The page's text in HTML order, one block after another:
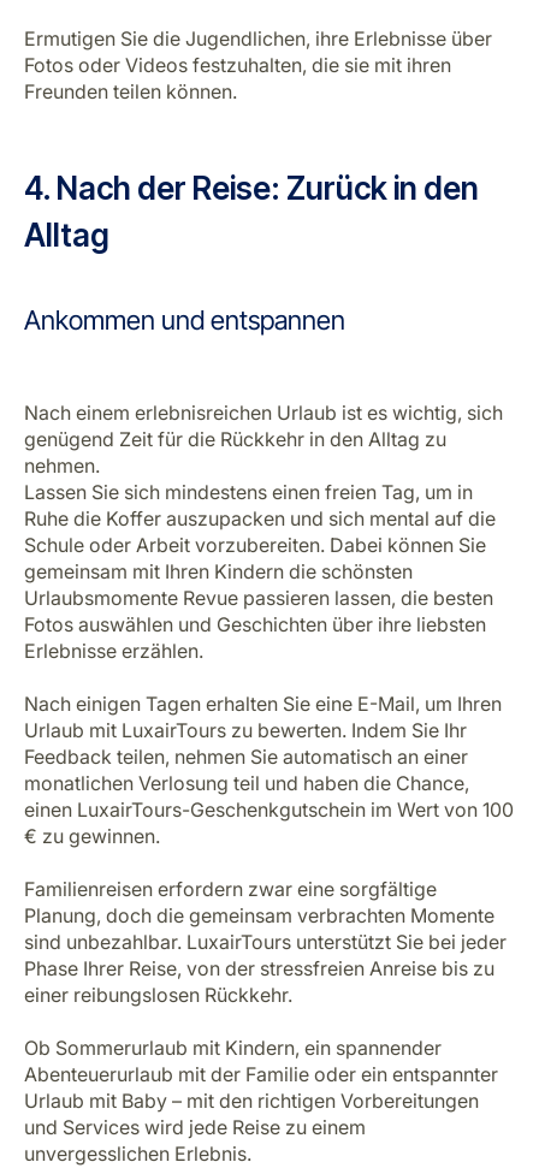
Ermutigen Sie die Jugendlichen, ihre Erlebnisse über
Fotos oder Videos festzuhalten, die sie mit ihren
Freunden teilen können.
4. Nach der Reise: Zurück in den
Alltag
Ankommen und entspannen
Nach einem erlebnisreichen Urlaub ist es wichtig, sich
genügend Zeit für die Rückkehr in den Alltag zu
nehmen.
Lassen Sie sich mindestens einen freien Tag, um in
Ruhe die Koffer auszupacken und sich mental auf die
Schule oder Arbeit vorzubereiten. Dabei können Sie
gemeinsam mit Ihren Kindern die schönsten
Urlaubsmomente Revue passieren lassen, die besten
Fotos auswählen und Geschichten über ihre liebsten
Erlebnisse erzählen.
Nach einigen Tagen erhalten Sie eine E-Mail, um Ihren
Urlaub mit LuxairTours zu bewerten. Indem Sie Ihr
Feedback teilen, nehmen Sie automatisch an einer
monatlichen Verlosung teil und haben die Chance,
einen LuxairTours-Geschenkgutschein im Wert von 100
€ zu gewinnen.
Familienreisen erfordern zwar eine sorgfältige
Planung, doch die gemeinsam verbrachten Momente
sind unbezahlbar. LuxairTours unterstützt Sie bei jeder
Phase Ihrer Reise, von der stressfreien Anreise bis zu
einer reibungslosen Rückkehr.
Ob Sommerurlaub mit Kindern, ein spannender
Abenteuerurlaub mit der Familie oder ein entspannter
Urlaub mit Baby – mit den richtigen Vorbereitungen
und Services wird jede Reise zu einem
unvergesslichen Erlebnis.